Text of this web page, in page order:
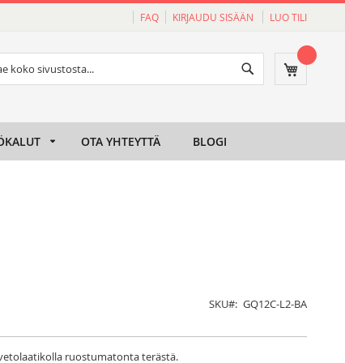
FAQ KIRJAUDU SISÄÄN LUO TILI
Ostoskori
OTA YHTEYTTÄ BLOGI
SKU GQ12C-L2-BA
ruostumatonta terästä.